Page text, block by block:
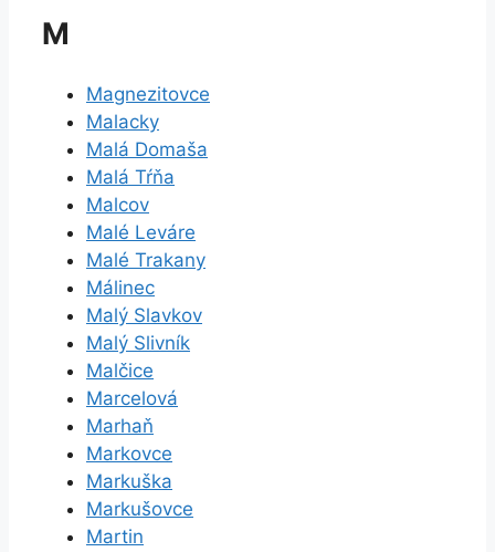
M
Magnezitovce
Malacky
Malá Domaša
Malá Tŕňa
Malcov
Malé Leváre
Malé Trakany
Málinec
Malý Slavkov
Malý Slivník
Malčice
Marcelová
Marhaň
Markovce
Markuška
Markušovce
Martin